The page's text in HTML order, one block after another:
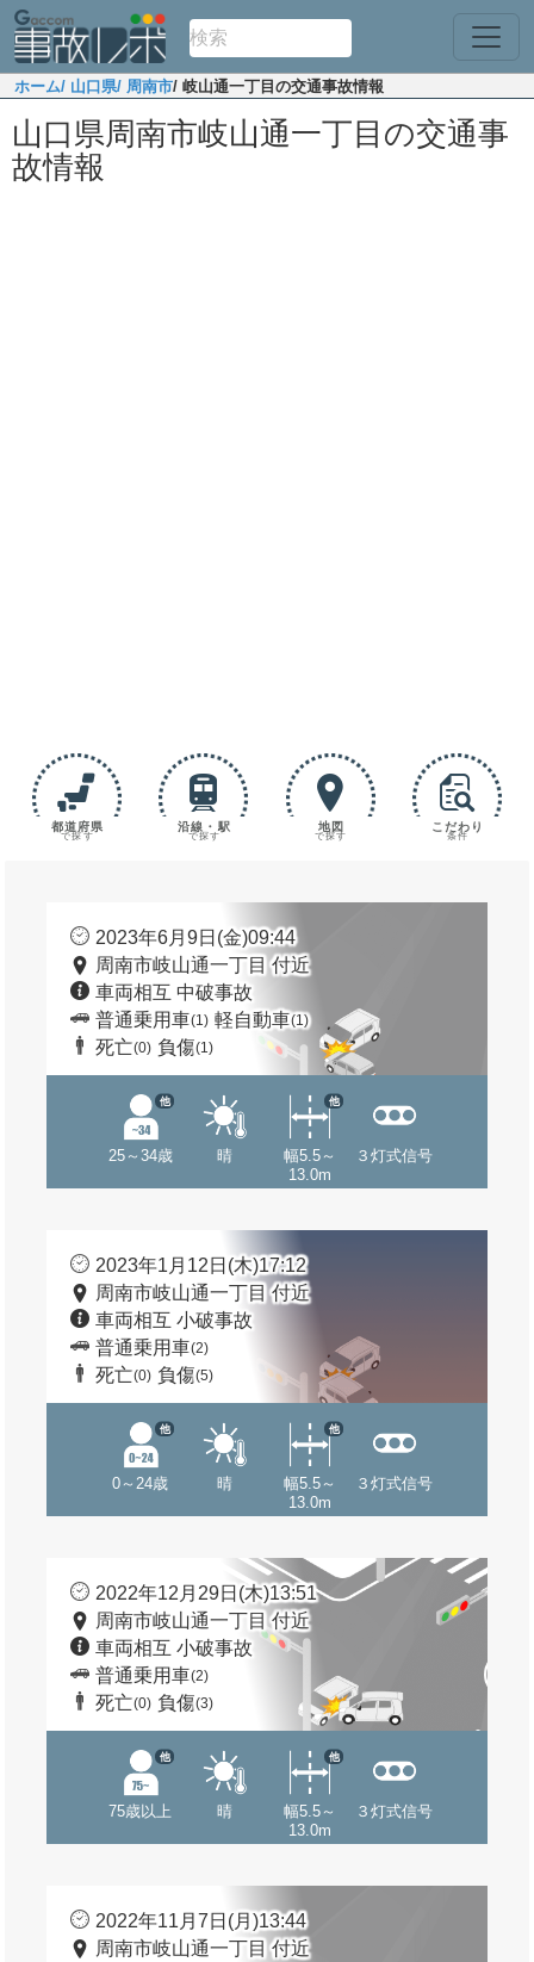
ホーム/ 山口県/ 周南市/ 岐山通一丁目の交通事故情報
山口県周南市岐山通一丁目の交通事
故情報
都道府県
で探す
沿線・駅
で探す
地図
で探す
こだわり
条件
2023年6月9日(金)09:44
周南市岐山通一丁目 付近
車両相互 中破事故
普通乗用車(1) 軽自動車(1)
死亡(0) 負傷(1)
25～34歳
他
晴
幅5.5～
13.0m
他
３灯式信号
2023年1月12日(木)17:12
周南市岐山通一丁目 付近
車両相互 小破事故
普通乗用車(2)
死亡(0) 負傷(5)
0～24歳
他
晴
幅5.5～
13.0m
他
３灯式信号
2022年12月29日(木)13:51
周南市岐山通一丁目 付近
車両相互 小破事故
普通乗用車(2)
死亡(0) 負傷(3)
75歳以上
他
晴
幅5.5～
13.0m
他
３灯式信号
2022年11月7日(月)13:44
周南市岐山通一丁目 付近